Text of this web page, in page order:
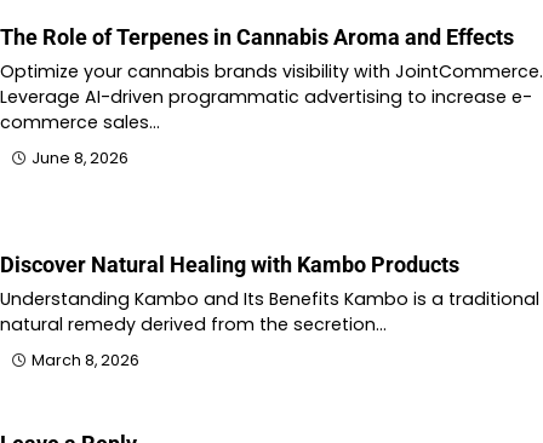
The Role of Terpenes in Cannabis Aroma and Effects
Optimize your cannabis brands visibility with JointCommerce.
Leverage AI-driven programmatic advertising to increase e-
commerce sales…
June 8, 2026
Discover Natural Healing with Kambo Products
Understanding Kambo and Its Benefits Kambo is a traditional
natural remedy derived from the secretion…
March 8, 2026